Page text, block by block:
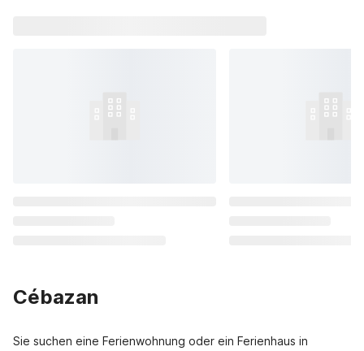
Cébazan
Sie suchen eine Ferienwohnung oder ein Ferienhaus in